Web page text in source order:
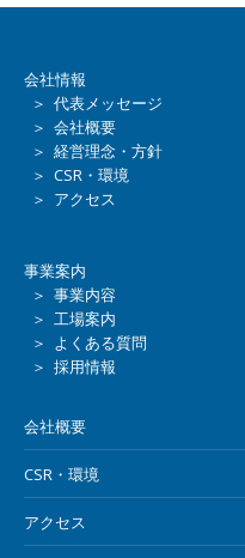
会社情報
＞ 代表メッセージ
＞ 会社概要
＞ 経営理念・方針
＞ CSR・環境
＞ アクセス
事業案内
＞ 事業内容
＞ 工場案内
＞ よくある質問
＞ 採用情報
会社概要
CSR・環境
アクセス